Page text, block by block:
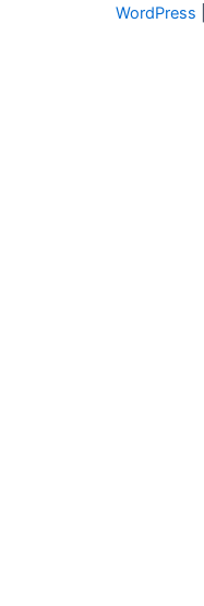
WordPress